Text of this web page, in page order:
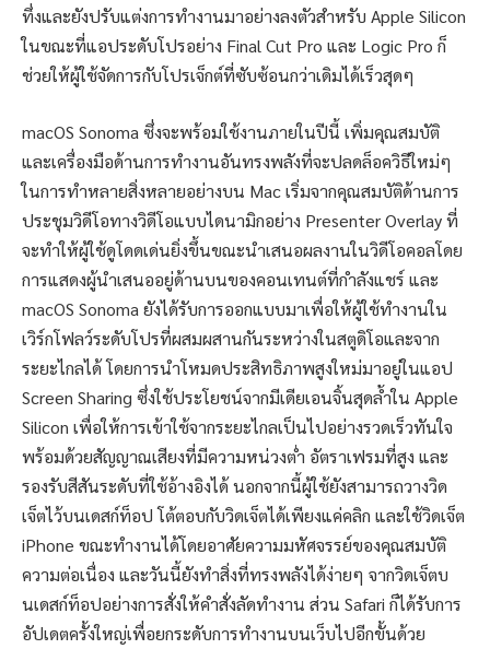
ทึ่งและยังปรับแต่งการทำงานมาอย่างลงตัวสำหรับ Apple Silicon
ในขณะที่แอประดับโปรอย่าง Final Cut Pro และ Logic Pro ก็
ช่วยให้ผู้ใช้จัดการกับโปรเจ็กต์ที่ซับซ้อนกว่าเดิมได้เร็วสุดๆ
macOS Sonoma ซึ่งจะพร้อมใช้งานภายในปีนี้ เพิ่มคุณสมบัติ
และเครื่องมือด้านการทำงานอันทรงพลังที่จะปลดล็อควิธีใหม่ๆ
ในการทำหลายสิ่งหลายอย่างบน Mac เริ่มจากคุณสมบัติด้านการ
ประชุมวิดีโอทางวิดีโอแบบไดนามิกอย่าง Presenter Overlay ที่
จะทำให้ผู้ใช้ดูโดดเด่นยิ่งขึ้นขณะนำเสนอผลงานในวิดีโอคอลโดย
การแสดงผู้นำเสนออยู่ด้านบนของคอนเทนต์ที่กำลังแชร์ และ
macOS Sonoma ยังได้รับการออกแบบมาเพื่อให้ผู้ใช้ทำงานใน
เวิร์กโฟลว์ระดับโปรที่ผสมผสานกันระหว่างในสตูดิโอและจาก
ระยะไกลได้ โดยการนำโหมดประสิทธิภาพสูงใหม่มาอยู่ในแอป
Screen Sharing ซึ่งใช้ประโยชน์จากมีเดียเอนจิ้นสุดล้ำใน Apple
Silicon เพื่อให้การเข้าใช้จากระยะไกลเป็นไปอย่างรวดเร็วทันใจ
พร้อมด้วยสัญญาณเสียงที่มีความหน่วงต่ำ อัตราเฟรมที่สูง และ
รองรับสีสันระดับที่ใช้อ้างอิงได้ นอกจากนี้ผู้ใช้ยังสามารถวางวิด
เจ็ตไว้บนเดสก์ท็อป โต้ตอบกับวิดเจ็ตได้เพียงแค่คลิก และใช้วิดเจ็ต
iPhone ขณะทำงานได้โดยอาศัยความมหัศจรรย์ของคุณสมบัติ
ความต่อเนื่อง และวันนี้ยังทำสิ่งที่ทรงพลังได้ง่ายๆ จากวิดเจ็ตบ
นเดสก์ท็อปอย่างการสั่งให้คำสั่งลัดทำงาน ส่วน Safari ก็ได้รับการ
อัปเดตครั้งใหญ่เพื่อยกระดับการทำงานบนเว็บไปอีกขั้นด้วย